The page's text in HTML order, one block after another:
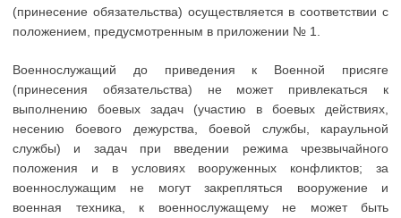
(принесение обязательства) осуществляется в соответствии с
положением, предусмотренным в приложении № 1.
Военнослужащий до приведения к Военной присяге
(принесения обязательства) не может привлекаться к
выполнению боевых задач (участию в боевых действиях,
несению боевого дежурства, боевой службы, караульной
службы) и задач при введении режима чрезвычайного
положения и в условиях вооруженных конфликтов; за
военнослужащим не могут закрепляться вооружение и
военная техника, к военнослужащему не может быть